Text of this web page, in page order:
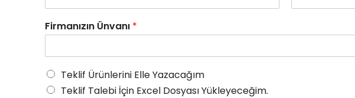
Firmanızın Ünvanı *
Teklif Ürünlerini Elle Yazacağım
Teklif Talebi İçin Excel Dosyası Yükleyeceğim.